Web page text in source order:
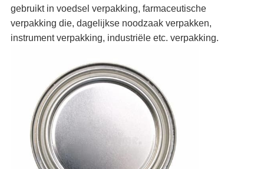
gebruikt in voedsel verpakking, farmaceutische
verpakking die, dagelijkse noodzaak verpakken,
instrument verpakking, industriële etc. verpakking.